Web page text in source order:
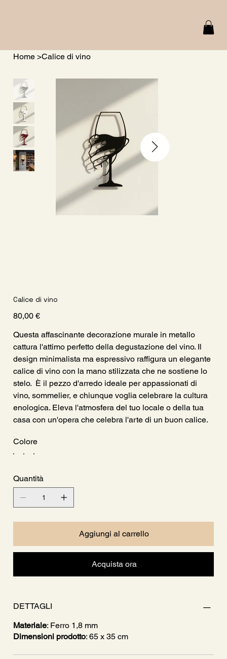
Home >Calice di vino
Calice di vino
Prezzo
80,00 €
Questa affascinante decorazione murale in metallo
cattura l'attimo perfetto della degustazione del vino. Il
design minimalista ma espressivo raffigura un elegante
calice di vino con la mano stilizzata che ne sostiene lo
stelo. È il pezzo d'arredo ideale per appassionati di
vino, sommelier, e chiunque voglia celebrare la cultura
enologica. Eleva l'atmosfera del tuo locale o della tua
casa con un'opera che celebra l'arte di un buon calice.
Colore
Quantità
Aggiungi al carrello
Acquista ora
DETTAGLI
Materiale: Ferro 1,8 mm
Dimensioni prodotto: 65 x 35 cm